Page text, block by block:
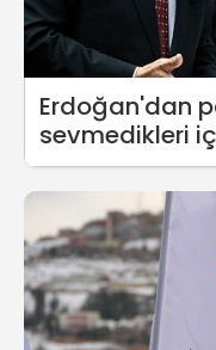
Erdoğan'dan
sevmedikleri